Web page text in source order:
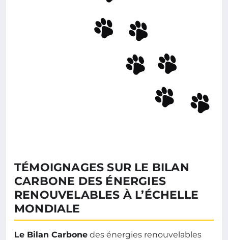
TÉMOIGNAGES SUR LE BILAN
CARBONE DES ÉNERGIES
RENOUVELABLES À L’ÉCHELLE
MONDIALE
Le Bilan Carbone des énergies renouvelables